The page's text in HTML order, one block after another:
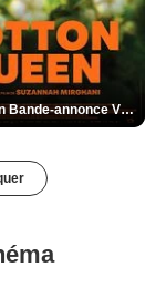
Cotton Queen Bande-annonce VO STFR